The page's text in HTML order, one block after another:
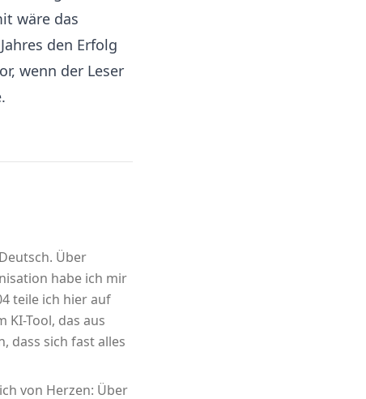
wäre das
den Erfolg
wenn der Leser
Über
habe ich mir
teile ich hier auf
Tool, das aus
dass sich fast alles
von Herzen: Über